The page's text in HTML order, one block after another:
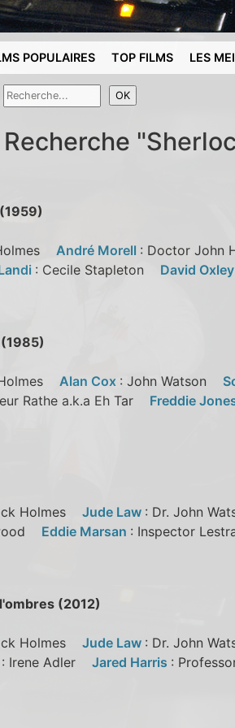
POPULAIRES TOP FILMS LES
André Morell : Doctor John
: Cecile Stapleton David Oxley
Alan Cox : John Watson
Rathe a.k.a Eh Tar Freddie
Holmes Jude Law : Dr. John
Eddie Marsan : Inspector
(2012)
Holmes Jude Law : Dr. John
: Irene Adler Jared Harris :